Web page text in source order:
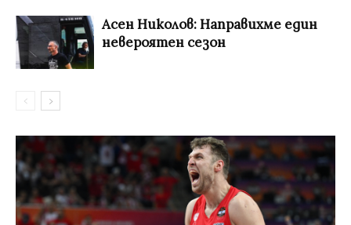
Асен Николов: Направихме един
невероятен сезон